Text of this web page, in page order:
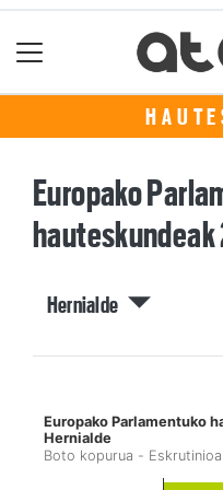
Europako
Hernialde
Europako Parlamentuko
Hernialde
Boto kopurua -